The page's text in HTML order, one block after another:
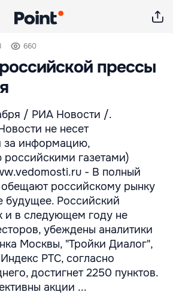
660
прессы
/ РИА Новости /.
не несет
за информацию,
газетами)
- В полный
обещают российскому рынку
будущее. Российский
и в следующем году не
убеждены аналитики
Москвы, "Тройки Диалог",
РТС, согласно
достигнет 2250 пунктов.
акции ...